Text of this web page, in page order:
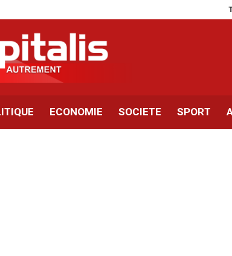
Tunisie |
ECONOMIE SOCIETE SPORT